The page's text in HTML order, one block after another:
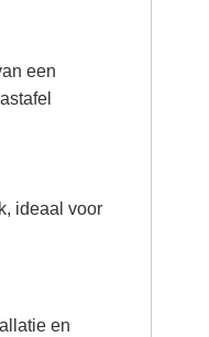
een
ideaal voor
en